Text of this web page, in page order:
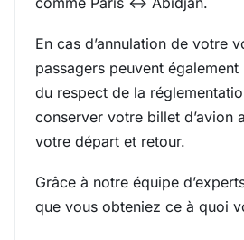
En cas d’annulation de votre
passagers peuvent
du respect de la
conserver votre billet d’avion
votre départ et retour.
Grâce à notre équipe
que vous obteniez ce à quoi